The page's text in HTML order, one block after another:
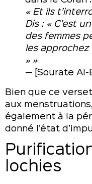
« Et ils
Dis : « C’est
des femmes
les approchez
» »
— [Sourate Al-
Bien que ce
aux
également à la
donné l’état
lochies